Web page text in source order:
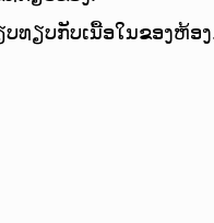
ທຽບກັບເນື້ອໃນຂອງຫ້ອ